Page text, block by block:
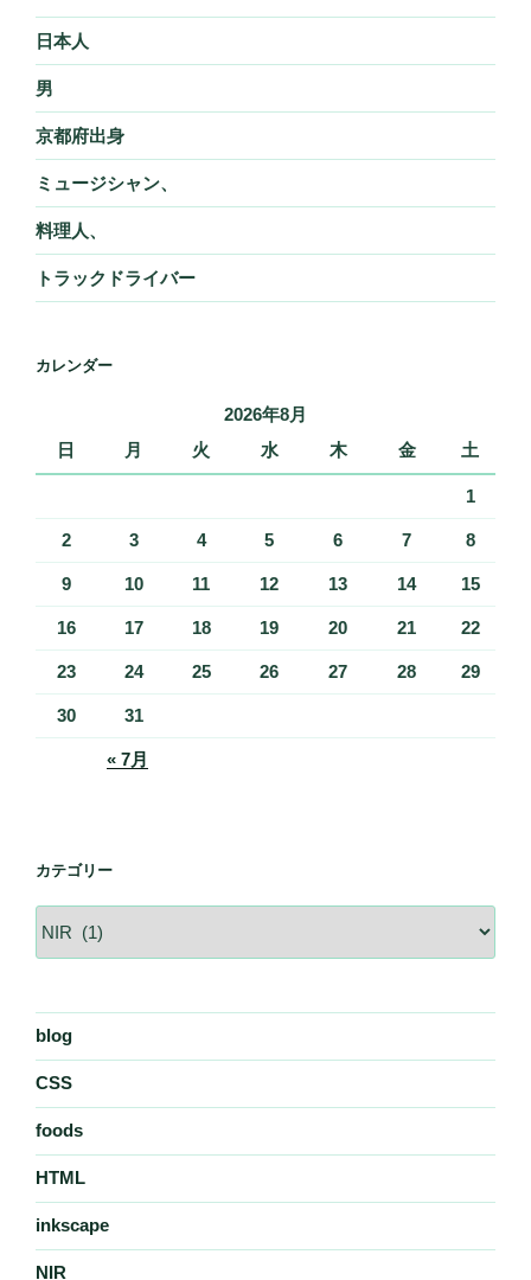
日本人
男
京都府出身
ミュージシャン、
料理人、
トラックドライバー
カレンダー
2026年8月
日
月 火 水 木 金 土
1
2 3 4 5 6 7 8
9 10 11 12 13 14 15
16 17 18 19 20 21 22
23 24 25 26 27 28 29
30 31
« 7月
カテゴリー
ー
blog
CSS
foods
HTML
inkscape
NIR